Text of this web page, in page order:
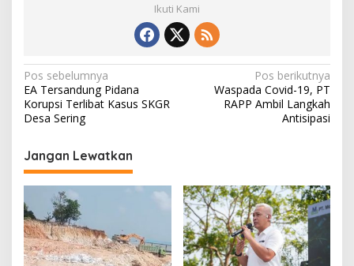
Ikuti Kami
N
a
v
i
g
a
s
i
p
Pos sebelumnya
EA Tersandung Pidana
Korupsi Terlibat Kasus SKGR
Desa Sering
Pos berikutnya
Waspada Covid-19, PT
RAPP Ambil Langkah
Antisipasi
Jangan Lewatkan